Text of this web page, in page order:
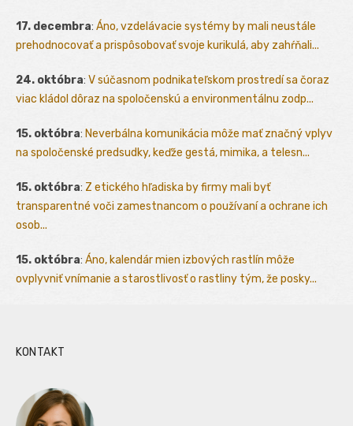
17. decembra: Áno, vzdelávacie systémy by mali neustále
prehodnocovať a prispôsobovať svoje kurikulá, aby zahŕňali...
24. októbra: V súčasnom podnikateľskom prostredí sa čoraz
viac kládol dôraz na spoločenskú a environmentálnu zodp...
15. októbra: Neverbálna komunikácia môže mať značný vplyv
na spoločenské predsudky, keďže gestá, mimika, a telesn...
15. októbra: Z etického hľadiska by firmy mali byť
transparentné voči zamestnancom o používaní a ochrane ich
osob...
15. októbra: Áno, kalendár mien izbových rastlín môže
ovplyvniť vnímanie a starostlivosť o rastliny tým, že posky...
KONTAKT